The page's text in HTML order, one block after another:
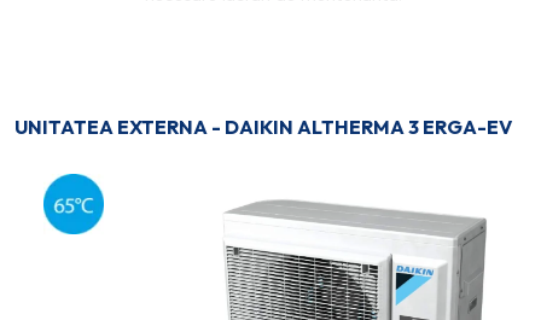
UNITATEA EXTERNA - DAIKIN ALTHERMA 3 ERGA-EV